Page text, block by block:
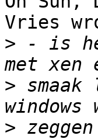
Vries
> - is
>
>